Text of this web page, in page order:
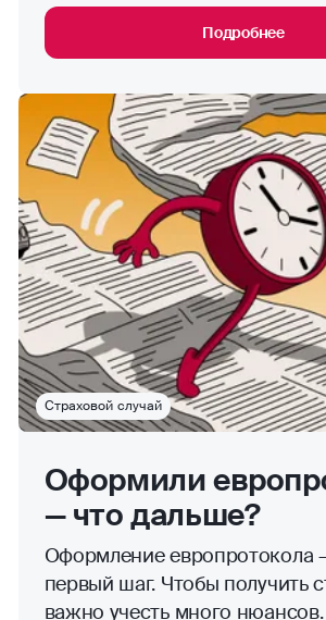
Подробнее
Страховой случай
Оформили
— что дальше?
Оформление европротокола
первый шаг. Чтобы получить
важно учесть много